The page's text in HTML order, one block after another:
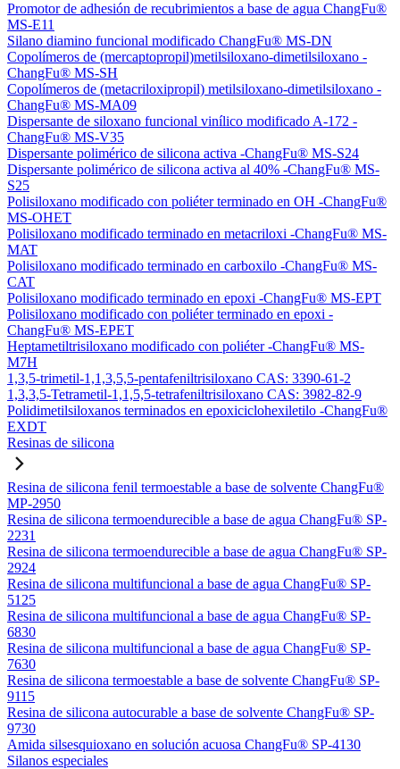
Promotor de adhesión de recubrimientos a base de agua ChangFu®
MS-E11
Silano diamino funcional modificado ChangFu® MS-DN
Copolímeros de (mercaptopropil)metilsiloxano-dimetilsiloxano -
ChangFu® MS-SH
Copolímeros de (metacriloxipropil) metilsiloxano-dimetilsiloxano -
ChangFu® MS-MA09
Dispersante de siloxano funcional vinílico modificado A-172 -
ChangFu® MS-V35
Dispersante polimérico de silicona activa -ChangFu® MS-S24
Dispersante polimérico de silicona activa al 40% -ChangFu® MS-
S25
Polisiloxano modificado con poliéter terminado en OH -ChangFu®
MS-OHET
Polisiloxano modificado terminado en metacriloxi -ChangFu® MS-
MAT
Polisiloxano modificado terminado en carboxilo -ChangFu® MS-
CAT
Polisiloxano modificado terminado en epoxi -ChangFu® MS-EPT
Polisiloxano modificado con poliéter terminado en epoxi -
ChangFu® MS-EPET
Heptametiltrisiloxano modificado con poliéter -ChangFu® MS-
M7H
1,3,5-trimetil-1,1,3,5,5-pentafeniltrisiloxano CAS: 3390-61-2
1,3,3,5-Tetrametil-1,1,5,5-tetrafeniltrisiloxano CAS: 3982-82-9
Polidimetilsiloxanos terminados en epoxiciclohexiletilo -ChangFu®
EXDT
Resinas de silicona
Resina de silicona fenil termoestable a base de solvente ChangFu®
MP-2950
Resina de silicona termoendurecible a base de agua ChangFu® SP-
2231
Resina de silicona termoendurecible a base de agua ChangFu® SP-
2924
Resina de silicona multifuncional a base de agua ChangFu® SP-
5125
Resina de silicona multifuncional a base de agua ChangFu® SP-
6830
Resina de silicona multifuncional a base de agua ChangFu® SP-
7630
Resina de silicona termoestable a base de solvente ChangFu® SP-
9115
Resina de silicona autocurable a base de solvente ChangFu® SP-
9730
Amida silsesquioxano en solución acuosa ChangFu® SP-4130
Silanos especiales